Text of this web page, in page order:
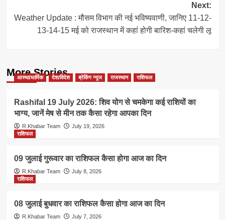
Next:
Weather Update : मौसम विभाग की नई भविष्यवाणी, जानिए 11-12-
13-14-15 मई को राजस्थान में कहां होगी बारिश-कहां चलेगी लू
More Stories
आस्था/धार्मिक देश/विदेश ब्रेकिंग न्यूज राजस्थान राशिफल
Rashifal 19 July 2026: शिव योग से चमकेगा कई राशियों का
भाग्य, जानें मेष से मीन तक कैसा रहेगा आपका दिन
R.Khabar Team
July 19, 2026
राशिफल
09 जुलाई गुरूवार का राशिफल कैसा होगा आज का दिन
R.Khabar Team
July 8, 2026
राशिफल
08 जुलाई बुधवार का राशिफल कैसा होगा आज का दिन
R.Khabar Team July 7, 2026